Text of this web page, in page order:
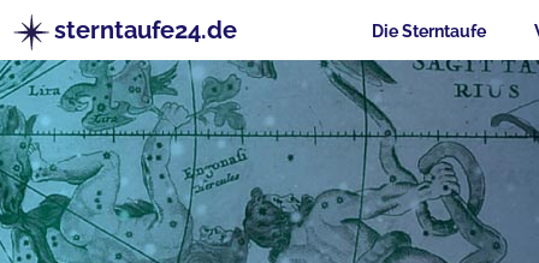
sterntaufe24.de Die Sterntaufe